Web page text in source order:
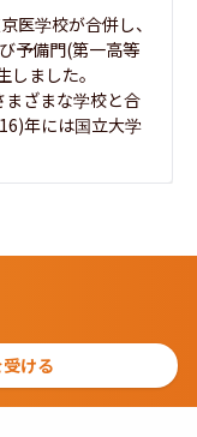
医学校が合併し、
予備門(第一高等
ました。
ざまな学校と合
年には国立大学
ける